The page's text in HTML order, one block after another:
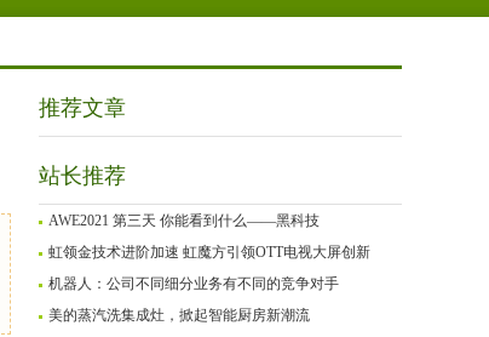
推荐文章
站长推荐
AWE2021 第三天 你能看到什么——黑科技
虹领金技术进阶加速 虹魔方引领OTT电视大屏创新
机器人：公司不同细分业务有不同的竞争对手
美的蒸汽洗集成灶，掀起智能厨房新潮流